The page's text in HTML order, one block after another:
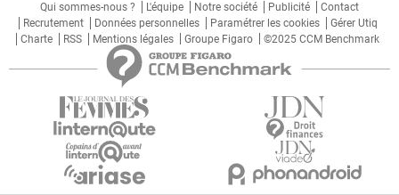
Qui sommes-nous ? L'équipe Notre société Publicité
Contact
Recrutement
Données personnelles Paramétrer les cookies
Gérer Utiq
Charte
RSS Mentions légales Groupe Figaro ©2025 CCM Benchmark